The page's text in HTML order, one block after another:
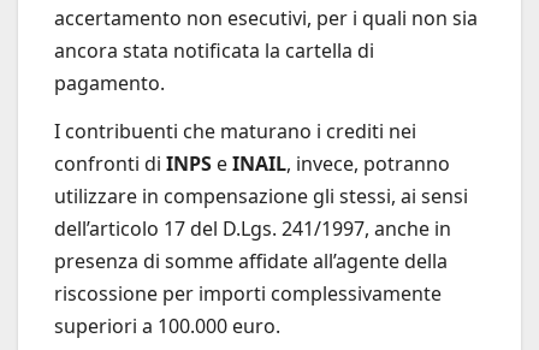
accertamento non esecutivi, per i quali non sia
ancora stata notificata la cartella di
pagamento.
I contribuenti che maturano i crediti nei
confronti di INPS eINAIL, invece, potranno
utilizzare in compensazione gli stessi, ai sensi
dell’articolo 17 del D.Lgs. 241/1997, anche in
presenza di somme affidate all’agente della
riscossione per importi complessivamente
superiori a 100.000 euro.